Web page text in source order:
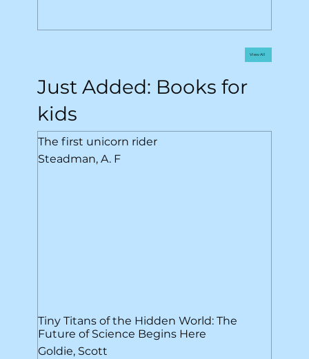
View All
Steadman, A. F
The first unicorn rider
Goldie, Scott
Tiny Titans of the Hidden World: The
Future of Science Begins Here
Just Added: Books for
kids